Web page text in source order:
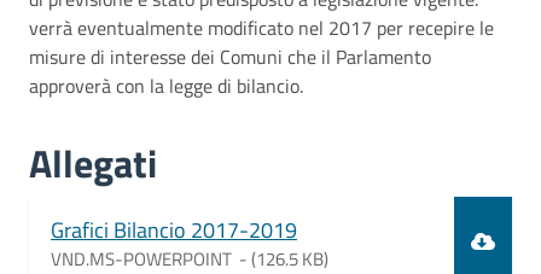
verrà eventualmente modificato nel 2017 per recepire le
misure di interesse dei Comuni che il Parlamento
approverà con la legge di bilancio.
Allegati
Grafici Bilancio 2017-2019
VND.MS-POWERPOINT -(126.5 KB)